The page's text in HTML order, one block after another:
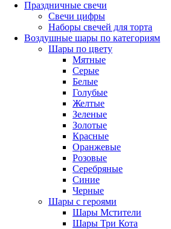
Праздничные свечи
Свечи цифры
Наборы свечей для торта
Воздушные шары по категориям
Шары по цвету
Мятные
Серые
Белые
Голубые
Желтые
Зеленые
Золотые
Красные
Оранжевые
Розовые
Серебряные
Синие
Черные
Шары с героями
Шары Мстители
Шары Три Кота